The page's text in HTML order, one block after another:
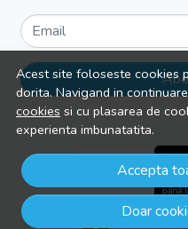
Acest site foloseste cookies
dorita. Navigand in
cookies si cu plasarea de
experienta imbunatatita.
Accepta
Doar
Email